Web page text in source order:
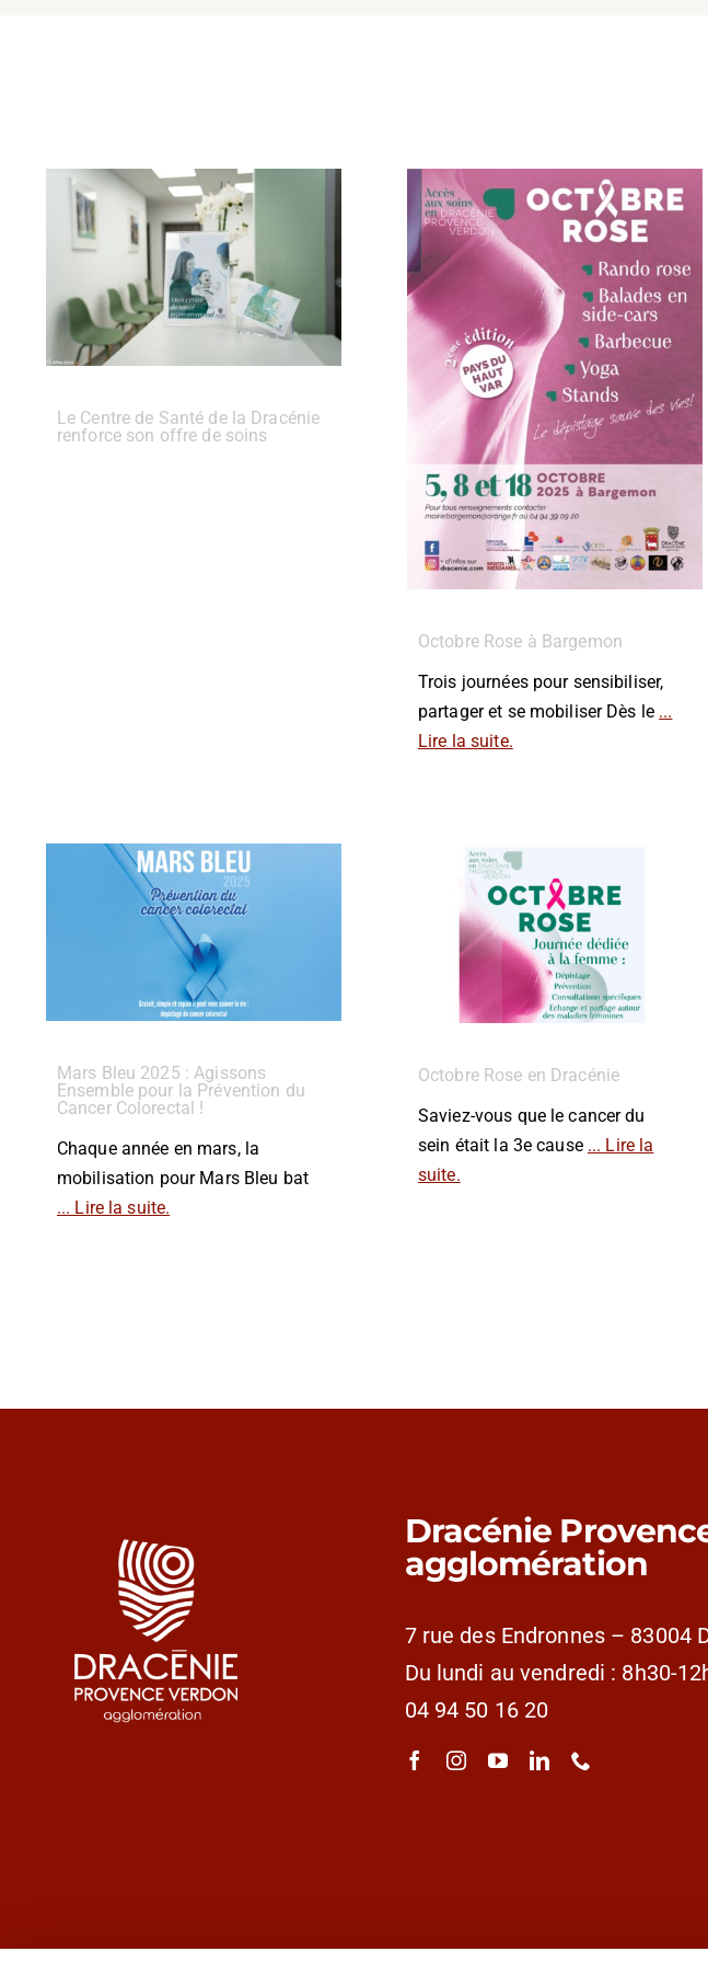
Le Centre de Santé de la Dracénie
renforce son offre de soins
Octobre Rose à Bargemon
Trois journées pour sensibiliser,
partager et se mobiliser Dès le ...
Lire la suite.
Mars Bleu 2025 : Agissons
Ensemble pour la Prévention du
Cancer Colorectal !
Chaque année en mars, la
mobilisation pour Mars Bleu bat
... Lire la suite.
Octobre Rose en Dracénie
Saviez-vous que le cancer du
sein était la 3e cause ... Lire la
suite.
Dracénie
agglomération
7 rue des Endronnes – 83004
Du lundi au vendredi : 8h30-
04 94 50 16 20